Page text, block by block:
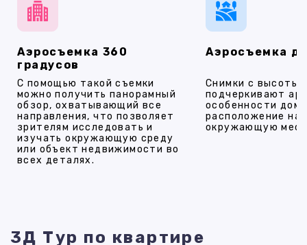
Аэросъемка 360
градусов
С помощью такой съемки
можно получить панорамный
обзор, охватывающий все
направления, что позволяет
зрителям исследовать и
изучать окружающую среду
или объект недвижимости во
всех деталях.
Аэросъемка
Снимки с высоты
подчеркивают
особенности
расположение на
окружающую
3Д Тур по квартире